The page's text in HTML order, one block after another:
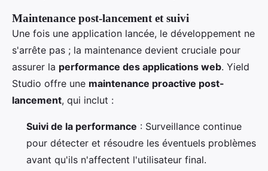
Maintenance post-lancement et suivi
Une fois une application lancée, le développement ne
s'arrête pas ; la maintenance devient cruciale pour
assurer la performance des applications web. Yield
Studio offre une maintenance proactive post-
lancement, qui inclut :
Suivi de la performance : Surveillance continue
pour détecter et résoudre les éventuels problèmes
avant qu'ils n'affectent l'utilisateur final.